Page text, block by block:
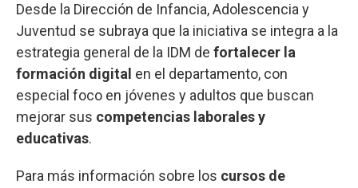
Desde la Dirección de Infancia, Adolescencia y
Juventud se subraya que la iniciativa se integra a la
estrategia general de la IDM de fortalecer la
formación digital en el departamento, con
especial foco en jóvenes y adultos que buscan
mejorar sus competencias laborales y
educativas.
Para más información sobre los cursos de